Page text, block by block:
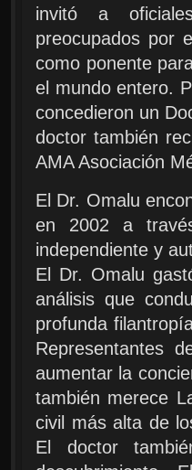
invitó a
preocupados por
como ponente
el mundo entero.
concedieron un
doctor también
AMA Asociación
El Dr. Omalu
en 2002 a
independiente y
El Dr. Omalu
análisis que
profunda
Representantes
aumentar la
también merece
civil más alta de
El doctor